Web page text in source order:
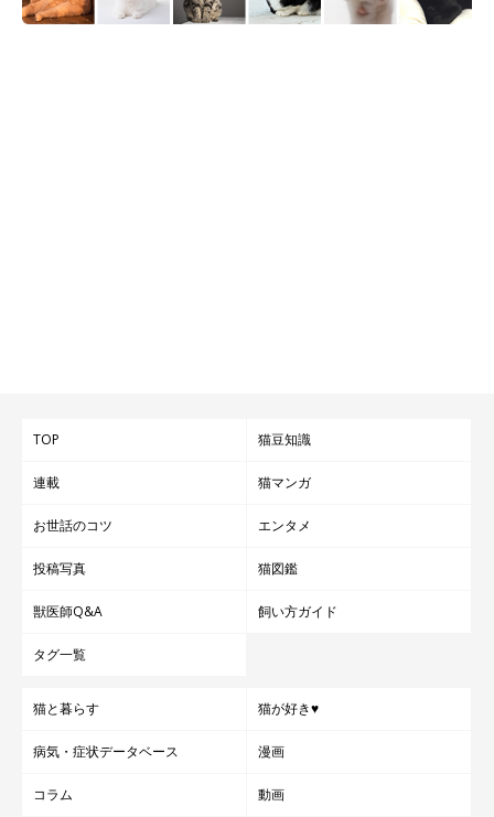
TOP 猫豆知識
連載 猫マンガ
お世話のコツ エンタメ
投稿写真 猫図鑑
獣医師Q&A 飼い方ガイド
タグ一覧
猫と暮らす 猫が好き♥
病気・症状データベース 漫画
コラム 動画